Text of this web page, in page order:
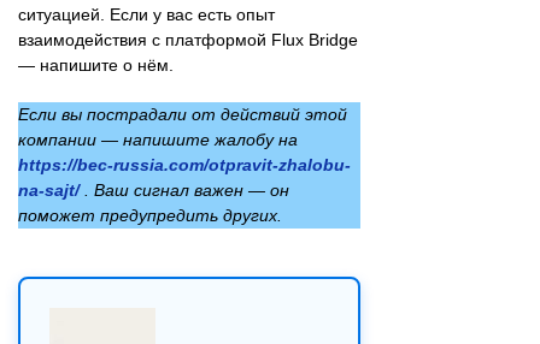
ситуацией. Если у вас есть опыт
взаимодействия с платформой Flux Bridge
— напишите о нём.
Если вы пострадали от действий этой
компании — напишите жалобу на
https://bec-russia.com/otpravit-zhalobu-
na-sajt/. Ваш сигнал важен — он
поможет предупредить других.